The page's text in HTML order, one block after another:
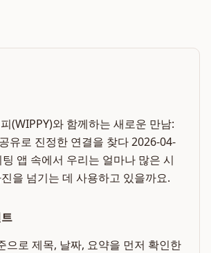
(WIPPY)와 함께하는 새로운 만남:
유로 진정한 연결을 찾다 2026-04-
앱 속에서 우리는 얼마나 많은 시
을 넘기는 데 사용하고 있을까요.
으로 제목, 날짜, 요약을 먼저 확인한